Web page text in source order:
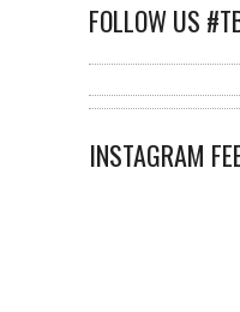
FOLLOW US
INSTAGRAM